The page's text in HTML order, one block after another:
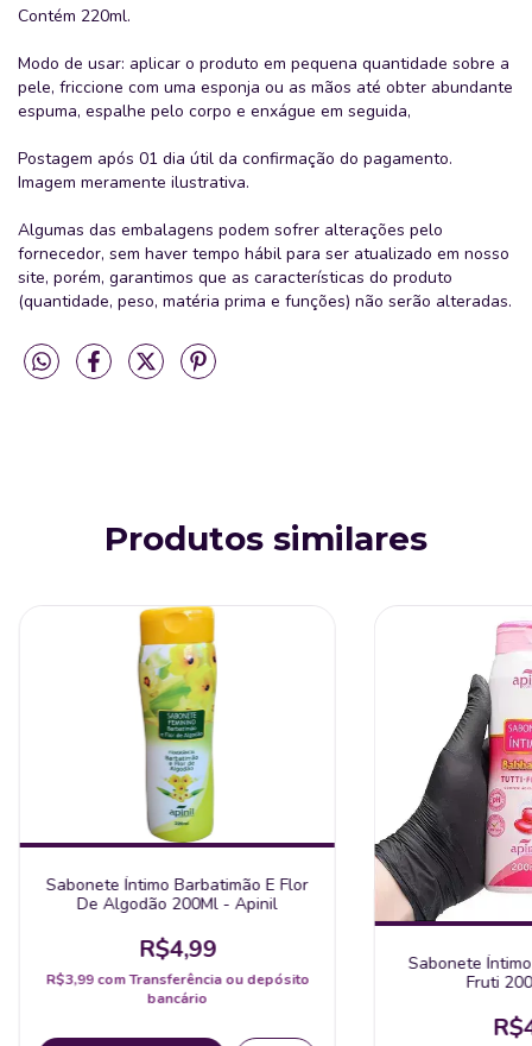
Contém 220ml.
Modo de usar: aplicar o produto em pequena quantidade sobre a
pele, friccione com uma esponja ou as mãos até obter abundante
espuma, espalhe pelo corpo e enxágue em seguida,
Postagem após 01 dia útil da confirmação do pagamento.
Imagem meramente ilustrativa.
Algumas das embalagens podem sofrer alterações pelo
fornecedor, sem haver tempo hábil para ser atualizado em nosso
site, porém, garantimos que as características do produto
(quantidade, peso, matéria prima e funções) não serão alteradas.
Produtos similares
Sabonete Íntimo Barbatimão E Flor
De Algodão 200Ml - Apinil
R$4,99
R$3,99comTransferência ou depósito
bancário
Sabonete
Fruti